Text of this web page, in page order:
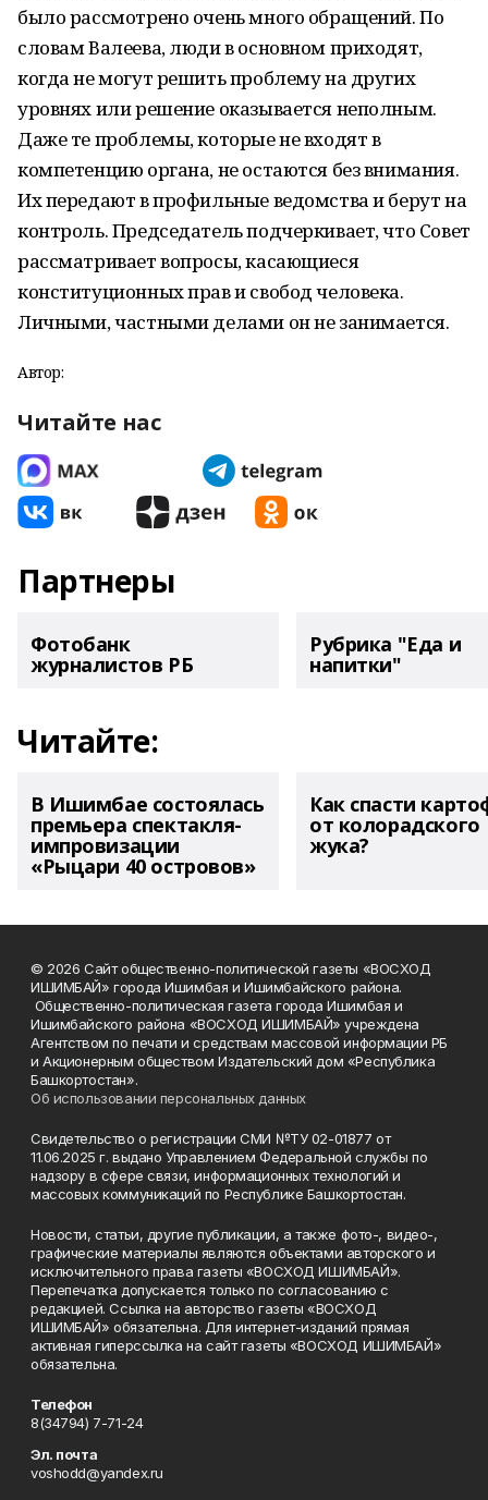
было рассмотрено очень много обращений. По
словам Валеева, люди в основном приходят,
когда не могут решить проблему на других
уровнях или решение оказывается неполным.
Даже те проблемы, которые не входят в
компетенцию органа, не остаются без внимания.
Их передают в профильные ведомства и берут на
контроль. Председатель подчеркивает, что Совет
рассматривает вопросы, касающиеся
конституционных прав и свобод человека.
Личными, частными делами он не занимается.
Автор:
Читайте нас
Партнеры
Фотобанк
журналистов РБ
Рубрика "Еда и
напитки"
Читайте:
В Ишимбае состоялась
премьера спектакля-
импровизации
«Рыцари 40 островов»
Как спасти
от колорадского
жука?
© 2026 Сайт общественно-политической газеты «ВОСХОД
ИШИМБАЙ» города Ишимбая и Ишимбайского района.
Общественно-политическая газета города Ишимбая и
Ишимбайского района «ВОСХОД ИШИМБАЙ» учреждена
Агентством по печати и средствам массовой информации РБ
и Акционерным обществом Издательский дом «Республика
Башкортостан».
Об использовании персональных данных
Свидетельство о регистрации СМИ №ТУ 02-01877 от
11.06.2025 г. выдано Управлением Федеральной службы по
надзору в сфере связи, информационных технологий и
массовых коммуникаций по Республике Башкортостан.
Новости, статьи, другие публикации, а также фото-, видео-,
графические материалы являются объектами авторского и
исключительного права газеты «ВОСХОД ИШИМБАЙ».
Перепечатка допускается только по согласованию с
редакцией. Ссылка на авторство газеты «ВОСХОД
ИШИМБАЙ» обязательна. Для интернет-изданий прямая
активная гиперссылка на сайт газеты «ВОСХОД ИШИМБАЙ»
обязательна.
Телефон
8(34794) 7-71-24
Эл. почта
voshodd@yandex.ru